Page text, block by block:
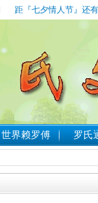
距『七夕情人节』还
世界赖罗傅 罗氏